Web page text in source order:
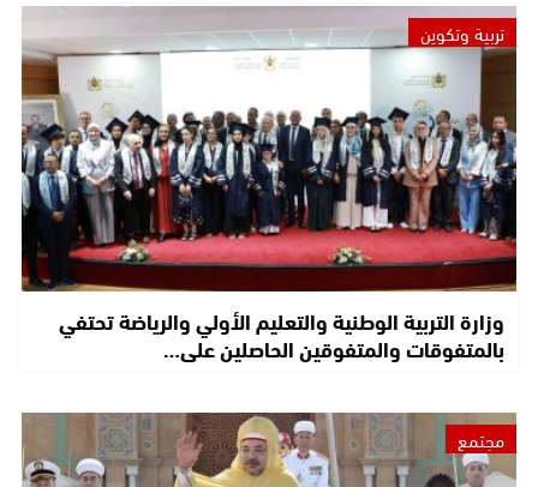
تربية وتكوين
وزارة التربية الوطنية والتعليم الأولي والرياضة تحتفي
بالمتفوقات والمتفوقين الحاصلين على…
مجتمع